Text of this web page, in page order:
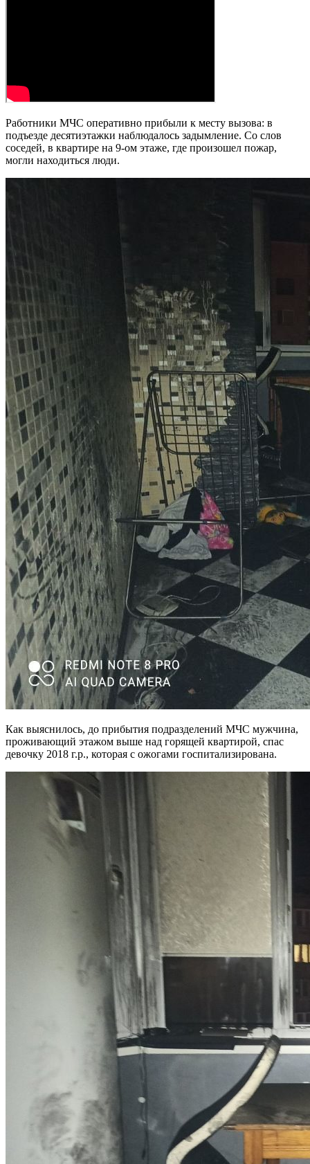
Работники МЧС оперативно прибыли к месту вызова: в
подъезде десятиэтажки наблюдалось задымление. Со слов
соседей, в квартире на 9-ом этаже, где произошел пожар,
могли находиться люди.
Как выяснилось, до прибытия подразделений МЧС мужчина,
проживающий этажом выше над горящей квартирой, спас
девочку 2018 г.р., которая с ожогами госпитализирована.